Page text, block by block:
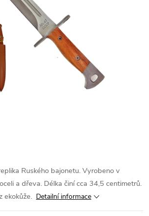
Ruského bajonetu. Vyrobeno v
a dřeva. Délka činí cca 34,5 centimetrů.
ekokůže. Detailní informace